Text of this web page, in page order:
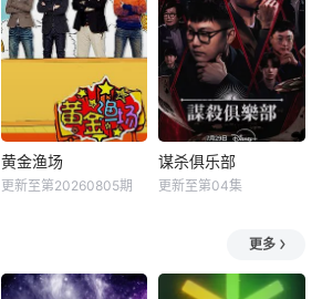
黄金渔场
更新至第20260805期
谋杀俱乐部
更新至第04集
更多